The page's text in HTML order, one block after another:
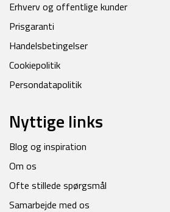
Erhverv og offentlige kunder
Prisgaranti
Handelsbetingelser
Cookiepolitik
Persondatapolitik
Nyttige links
Blog og inspiration
Om os
Ofte stillede spørgsmål
Samarbejde med os